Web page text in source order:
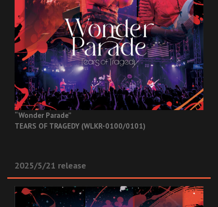
“Wonder Parade”
TEARS OF TRAGEDY (WLKR-0100/0101)
2025/5/21 release